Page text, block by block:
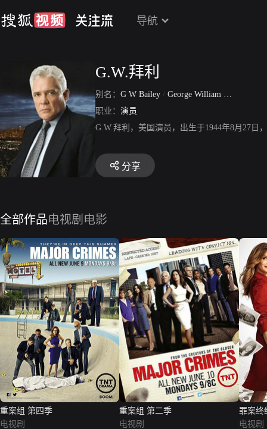
导航
G.W.拜利
别名： G W Bailey / George William Bailey
职业： 演员
G.W.拜利，美国演员，出生于1944年8月27
分享
全部作品电视剧 电影
重案组 第四季
电视剧
重案组 第二季
电视剧
罪案终
电视剧